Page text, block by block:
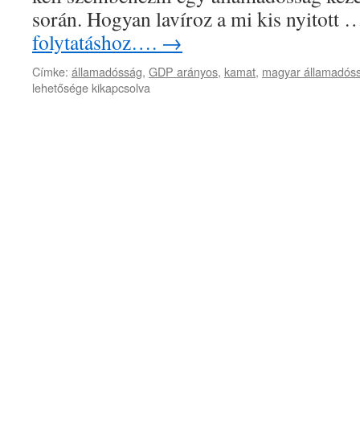
során. Hogyan lavíroz a mi kis nyitott
folytatáshoz…. →
Címke: államadósság, GDP arányos, kamat, magyar
lehetősége kikapcsolva